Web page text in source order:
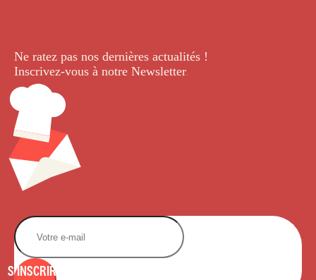
Ne ratez pas nos dernières actualités !
Inscrivez-vous à notre Newsletter.
S'INSCRIRE